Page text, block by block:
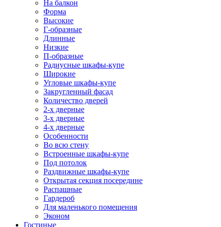
На балкон
Форма
Высокие
Г-образные
Длинные
Низкие
П-образные
Радиусные шкафы-купе
Широкие
Угловые шкафы-купе
Закругленный фасад
Количество дверей
2-х дверные
3-х дверные
4-х дверные
Особенности
Во всю стену
Встроенные шкафы-купе
Под потолок
Раздвижные шкафы-купе
Открытая секция посередине
Распашные
Гардероб
Для маленького помещения
Эконом
Гостиные